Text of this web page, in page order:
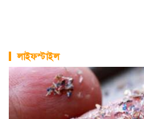
লাইফস্টাইল